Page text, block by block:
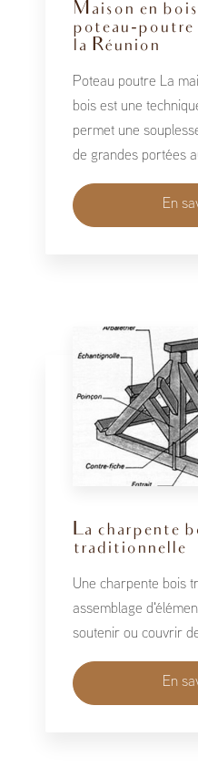
Maison en
poteau-poutre
la Réunion
Poteau poutre La
bois est une
permet une
de grandes portées
En
La charpente
traditionnelle
Une charpente bois
assemblage
soutenir ou couvrir
En